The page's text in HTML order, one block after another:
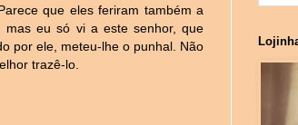
que eles feriram também a
mas eu só vi a este senhor, que
por ele, meteu-lhe o punhal. Não
trazê-lo.